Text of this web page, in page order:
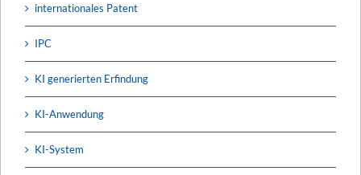
internationales Patent
IPC
KI generierten Erfindung
KI-Anwendung
KI-System